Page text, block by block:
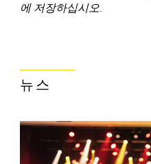
에 저장하십시오.
뉴스